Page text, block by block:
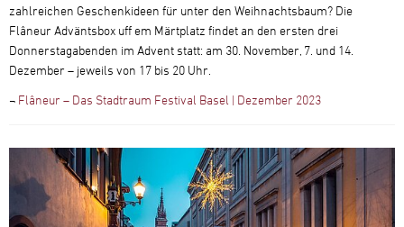
zahlreichen Geschenkideen für unter den Weihnachtsbaum? Die
Flâneur Adväntsbox uff em Märtplatz findet an den ersten drei
Donnerstagabenden im Advent statt: am 30. November, 7. und 14.
Dezember – jeweils von 17 bis 20 Uhr.
¬ Flâneur – Das Stadtraum Festival Basel | Dezember 2023